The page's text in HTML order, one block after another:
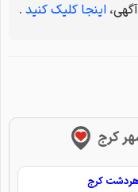
اینجا کلیک کنید .
کرج
کرج